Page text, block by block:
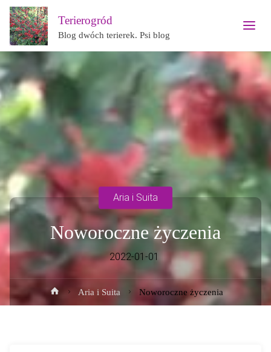
Terierogród
Blog dwóch terierek. Psi blog
Noworoczne życzenia
2022-01-01
Aria i Suita
Strona
główna
Aria i Suita Noworoczne życzenia